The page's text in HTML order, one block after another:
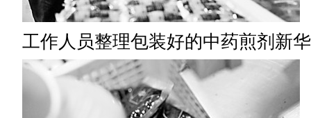
工作人员整理包装好的中药煎剂新